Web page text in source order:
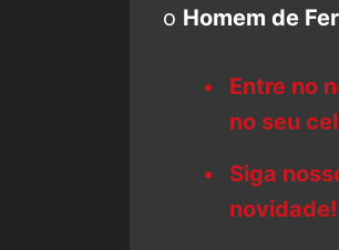
o Homem de
Entre no
no seu
Siga
novidade!